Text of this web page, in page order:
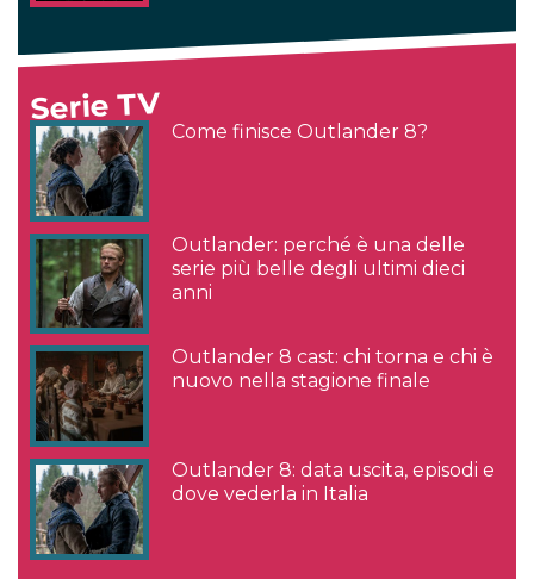
Serie TV
Come finisce Outlander 8?
Outlander: perché è una delle
serie più belle degli ultimi dieci
anni
Outlander 8 cast: chi torna e chi è
nuovo nella stagione finale
Outlander 8: data uscita, episodi e
dove vederla in Italia